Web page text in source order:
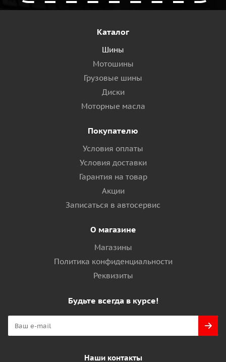
Каталог
Шины
Мотошины
Грузовые шины
Диски
Моторные масла
Покупателю
Условия оплаты
Условия доставки
Гарантия на товар
Акции
Записаться в автосервис
О магазине
Магазины
Политика конфиденциальности
Реквизиты
Будьте всегда в курсе!
Наши контакты